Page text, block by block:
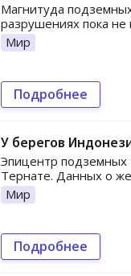
Магнитуда
разрушениях пока не
Мир
Подробнее
У берегов
Эпицентр подземных
Тернате. Данных о
Мир
Подробнее